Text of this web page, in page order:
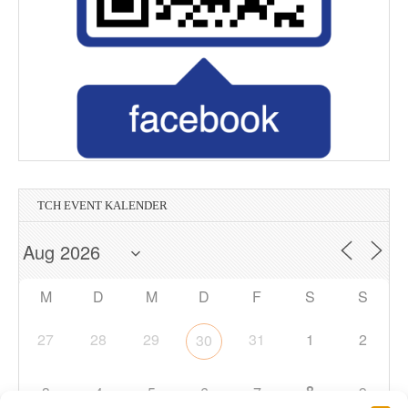
TCH EVENT KALENDER
M D M D F S S
27 28 29 30 31 1 2
3 4 5 6 7 8 9